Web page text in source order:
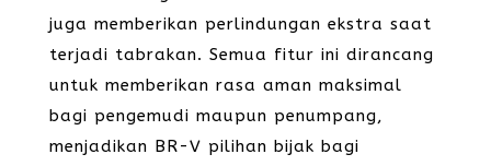
juga memberikan perlindungan ekstra saat
terjadi tabrakan. Semua fitur ini dirancang
untuk memberikan rasa aman maksimal
bagi pengemudi maupun penumpang,
menjadikan BR-V pilihan bijak bagi